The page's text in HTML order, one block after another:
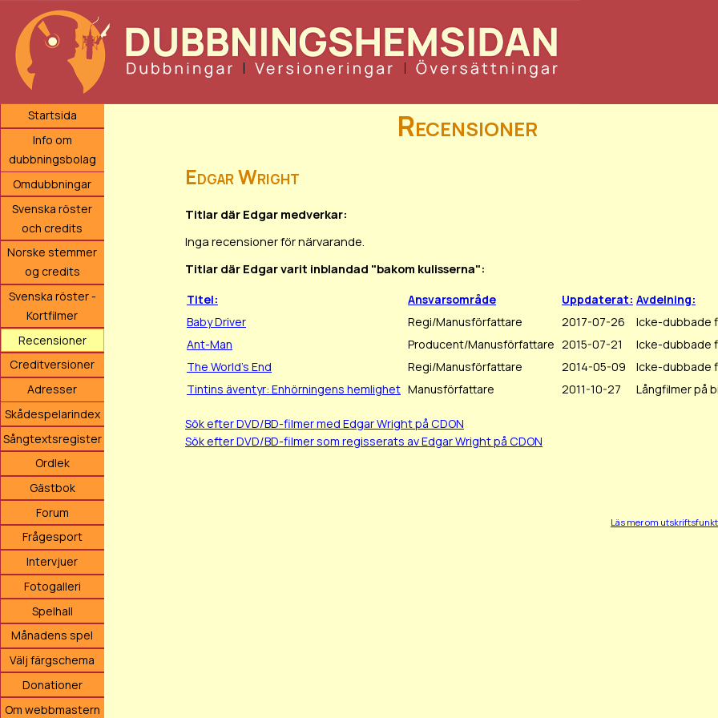
Startsida
Info om
dubbningsbolag
Omdubbningar
Svenska röster
och credits
Norske stemmer
og credits
Svenska röster -
Kortfilmer
Recensioner
Creditversioner
Adresser
Skådespelarindex
Sångtextsregister
Ordlek
Gästbok
Forum
Frågesport
Intervjuer
Fotogalleri
Spelhall
Månadens spel
Välj färgschema
Donationer
Om webbmastern
Recensioner
Edgar Wright
Titlar där Edgar medverkar:
Inga recensioner för närvarande.
Titlar där Edgar varit inblandad "bakom kulisserna":
Titel: Ansvarsområde Uppdaterat: Avdelning:
Baby Driver
Regi/Manusförfattare 2017-07-26
Icke-dubbade
Ant-Man
Producent/Manusförfattare 2015-07-21
Icke-dubbade
The World's End
Regi/Manusförfattare 2014-05-09
Icke-dubbade
Tintins äventyr: Enhörningens hemlighet Manusförfattare 2011-10-27 Långfilmer på
Sök efter DVD/BD-filmer med Edgar Wright på CDON
Sök efter DVD/BD-filmer som regisserats av Edgar Wright på CDON
Läs mer om